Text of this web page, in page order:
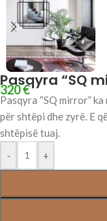
Pasqyra “SQ
320€
Pasqyra “SQ mirror”
për shtëpi dhe zyrë. E
shtëpisë tuaj.
-
+